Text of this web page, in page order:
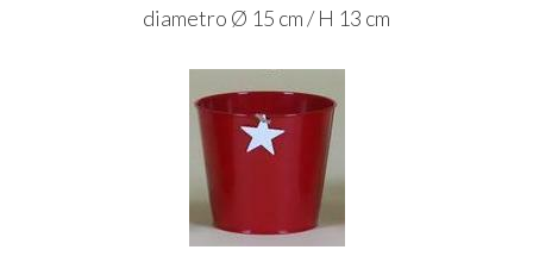
diametro Ø 15 cm / H 13 cm